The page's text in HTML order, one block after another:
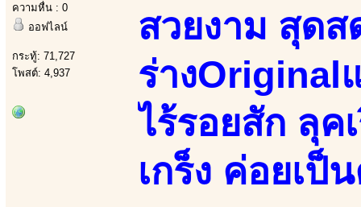
ความหื่น : 0
ออฟไลน์
กระทู้: 71,727
โพสต์: 4,937
สวยงาม สุดส
ร่างOriginal
ไร้รอยสัก ลุค
เกร็ง ค่อยเป็